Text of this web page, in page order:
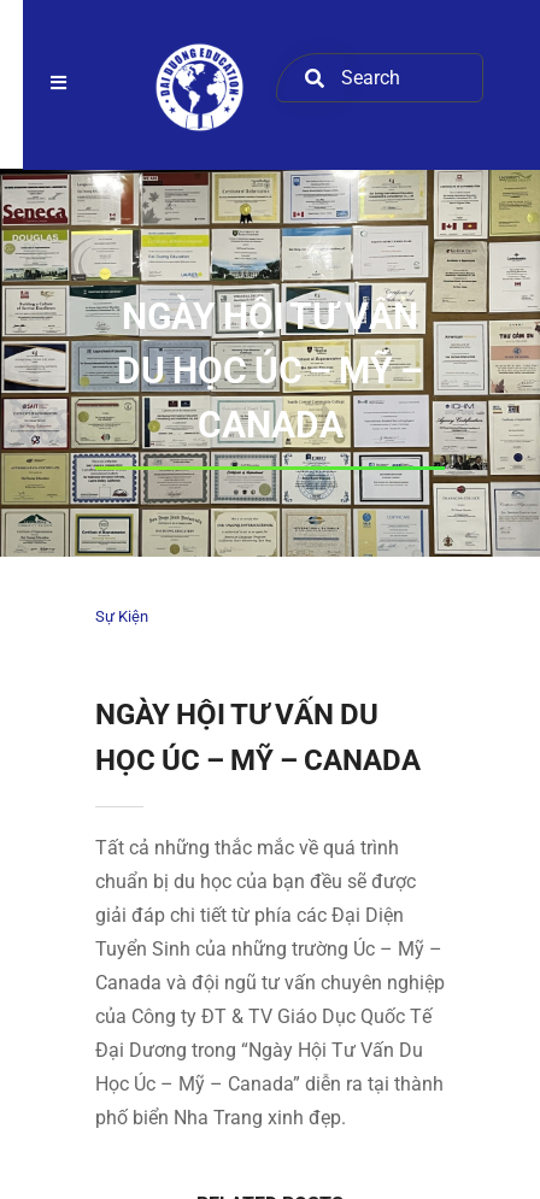
NGÀY HỘI TƯ VẤN
DU HỌC ÚC – MỸ –
CANADA
Sự Kiện
NGÀY HỘI TƯ VẤN DU
HỌC ÚC – MỸ – CANADA
Tất cả những thắc mắc về quá trình
chuẩn bị du học của bạn đều sẽ được
giải đáp chi tiết từ phía các Đại Diện
Tuyển Sinh của những trường Úc – Mỹ –
Canada và đội ngũ tư vấn chuyên nghiệp
của Công ty ĐT & TV Giáo Dục Quốc Tế
Đại Dương trong “Ngày Hội Tư Vấn Du
Học Úc – Mỹ – Canada” diễn ra tại thành
phố biển Nha Trang xinh đẹp.